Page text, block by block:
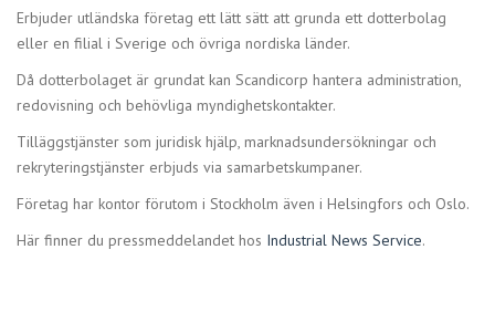
Erbjuder utländska företag ett lätt sätt att grunda ett dotterbolag
eller en filial i Sverige och övriga nordiska länder.
Då dotterbolaget är grundat kan Scandicorp hantera administration,
redovisning och behövliga myndighetskontakter.
Tilläggstjänster som juridisk hjälp, marknadsundersökningar och
rekryteringstjänster erbjuds via samarbetskumpaner.
Företag har kontor förutom i Stockholm även i Helsingfors och Oslo.
Här finner du pressmeddelandet hos Industrial News Service.